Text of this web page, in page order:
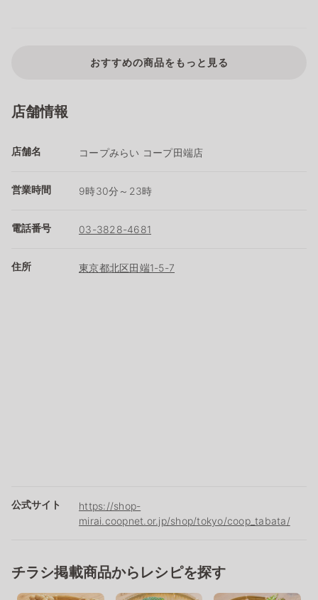
おすすめの商品をもっと見る
店舗情報
店舗名 コープみらい コープ田端店
営業時間 9時30分～23時
電話番号 03-3828-4681
住所 東京都北区田端1-5-7
公式サイト
https://shop-
mirai.coopnet.or.jp/shop/tokyo/coop_tabata/
チラシ掲載商品からレシピを探す